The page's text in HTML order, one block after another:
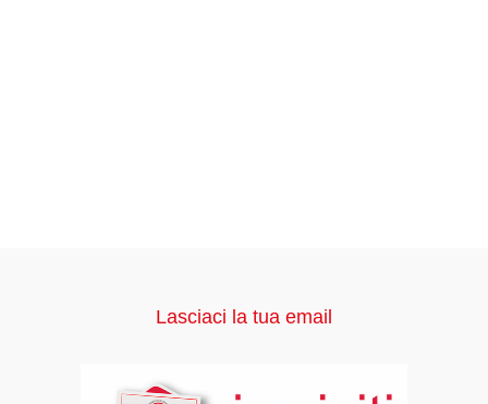
Lasciaci la tua email